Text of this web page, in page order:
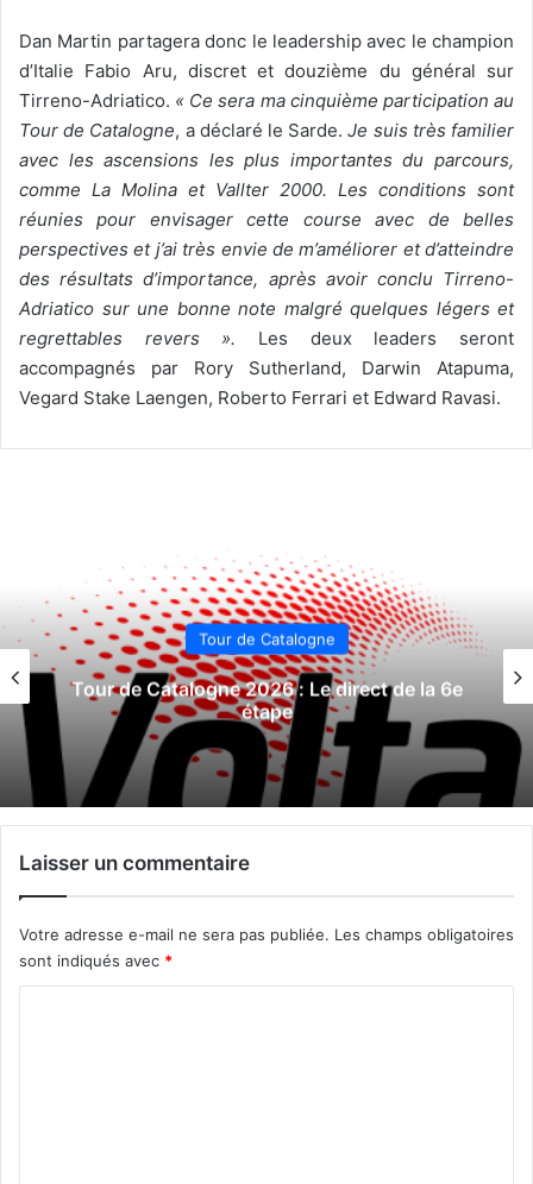
Dan Martin partagera donc le leadership avec le champion
d’Italie Fabio Aru, discret et douzième du général sur
Tirreno-Adriatico. « Ce sera ma cinquième participation au
Tour de Catalogne, a déclaré le Sarde.Je suis très familier
avec les ascensions les plus importantes du parcours,
comme La Molina et Vallter 2000. Les conditions sont
réunies pour envisager cette course avec de belles
perspectives et j’ai très envie de m’améliorer et d’atteindre
des résultats d’importance, après avoir conclu Tirreno-
Adriatico sur une bonne note malgré quelques légers et
regrettables revers ». Les deux leaders seront
accompagnés par Rory Sutherland, Darwin Atapuma,
Vegard Stake Laengen, Roberto Ferrari et Edward Ravasi.
Tour de Catalogne
Tour de Catalogne 2026 : Le direct de la 6e
étape
Laisser un commentaire
Votre adresse e-mail ne sera pas publiée. Les champs obligatoires
sont indiqués avec *